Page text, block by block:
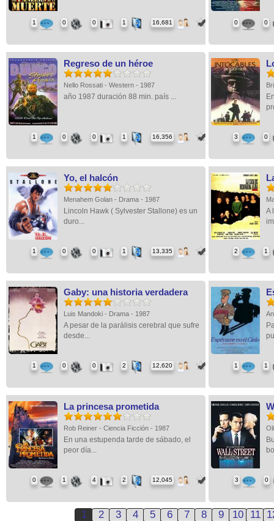
1 0 0 1 16,681 0 0
Regreso de un héroe
Nello Rossati - Western - 1987
año 1987 duración 88 min. país ...
1 0 0 1 16,356 3 0
Yo, el halcón
Menahem Golan - Drama - 1987
Lincoln Hawk ( Sylvester Stallone) es un
duro...
1 0 0 1 13,335
A
2 1
Gaby: una historia verdadera
Luis Mandoki - Drama - 1987
A pesar de la parálisis cerebral que sufre
desde...
1 0 0 2 12,620 1 1
La princesa prometida
Rob Reiner - Ciencia Ficción - 1987
En una estupenda tarde de sábado, el
peor día...
0 1 4 2 12,045 3 0
1 2 3 4 5 6 7 8 9 10 11